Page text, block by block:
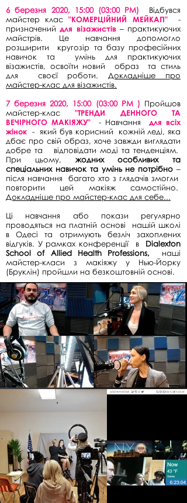
6 березня 2020, 15:00 (03:00 PM)
Відбувся
майстер клас "КОМЕРЦІЙНИЙ МЕЙКАП"
-
призначений для візажистів – практикуючих
майстрів. Це навчання допомогло
розширити
кругозір та базу професійних
навичок та
умінь для практикуючих
візажистів, освоїти новий
образ
та стиль
для
своєї роботи. Докладніше про
майстер-клас для візажистів.
7 березня 2020, 15:00 (03:00 PM ) Пройшов
майстер-клас
"ТРЕНДИ ДЕННОГО ТА
ВЕЧІРНОГО МАКІЯЖУ"
- Навчання
для всіх
жінок - який був корисний
кожній леді, яка
дбає про свій образ, хоче завжди виглядати
добре та
відповідати моді та тенденціям.
При цьому, жодних особливих та
спеціальних навичок та умінь не потрібно –
після навчання
багато хто з глядачів змогли
повторити цей макіяж самостійно.
Докладніше про майстер-клас для себе...
Ці навчання або покази регулярно
проводяться на платній основі
нашій школі
в Одесі та отримують безліч захоплених
відгуків. У рамках конференції
в
Dialexton
School of Allied Health Professions,
наші
майстер-класи з макіяжу у Нью-Йорку
(Бруклін) пройшли на безкоштовній основі.